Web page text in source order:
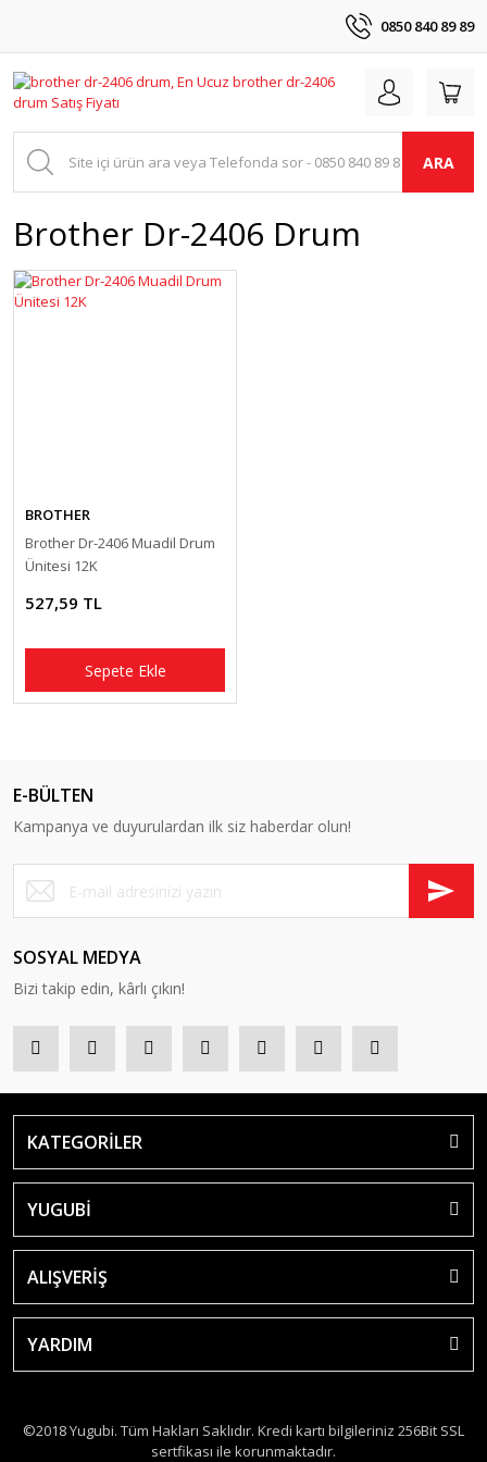
0850 840 89 89
ARA
Brother Dr-2406 Drum
BROTHER
Brother Dr-2406 Muadil Drum
Ünitesi 12K
527,59 TL
Sepete Ekle
E-BÜLTEN
Kampanya ve duyurulardan ilk siz haberdar olun!
SOSYAL MEDYA
Bizi takip edin, kârlı çıkın!
KATEGORİLER
YUGUBİ
ALIŞVERİŞ
YARDIM
©2018 Yugubi. Tüm Hakları Saklıdır. Kredi kartı bilgileriniz 256Bit SSL
sertfikası ile korunmaktadır.